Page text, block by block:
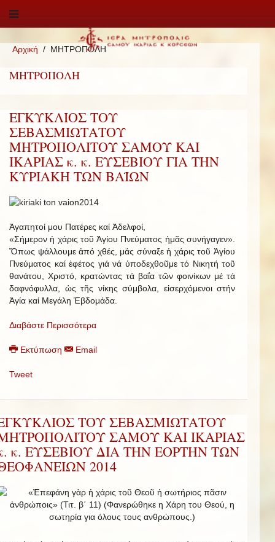
Αρχική ΜΗΤΡΟΠΟΛΗ
ΜΗΤΡΟΠΟΛΗ
ΕΓΚΥΚΛΙΟΣ ΤΟΥ
ΣΕΒΑΣΜΙΩΤΑΤΟΥ
ΜΗΤΡΟΠΟΛΙΤΟΥ ΣΑΜΟΥ ΚΑΙ
ΙΚΑΡΙΑΣ κ. κ. ΕΥΣΕΒΙΟΥ ΓΙΑ ΤΗΝ
ΚΥΡΙΑΚΗ ΤΩΝ ΒΑΪΩΝ
Ἀγαπητοί μου Πατέρες καί Ἀδελφοί,
«Σήμερον ἡ χάρις τοῦ Ἁγίου Πνεύματος ἡμᾶς συνήγαγεν».
Ὅπως ψάλλουμε ἀπό χθές, μάς σύναξε ἡ χάρις τοῦ Ἁγίου
Πνεύματος καί ἐφέτος γιά νά ὑποδεχθοῦμε τό Νικητή τοῦ
θανάτου, Χριστό, κρατώντας τά βαΐα τῶν φοινίκων μέ τά
δαφνόφυλλα, ὡς τῆς νίκης σύμβολα, εἰσερχόμενοι στήν
Ἁγία καί Μεγάλη Ἑβδομάδα.
Διαβάστε Περισσότερα
Εκτύπωση Email
Tweet
ΤΟΥ ΣΕΒΑΣΜΙΩΤΑΤΟΥ
ΣΑΜΟΥ ΚΑΙ ΙΚΑΡΙΑΣ
κ. ΕΥΣΕΒΙΟΥ ΔΙΑ ΤΗΝ ΕΟΡΤΗΝ ΤΩΝ
2014